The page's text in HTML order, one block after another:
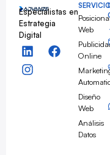
Especialistas en
Estrategia
Digital
Web
Online
Diseño
Web
Análisis
Datos